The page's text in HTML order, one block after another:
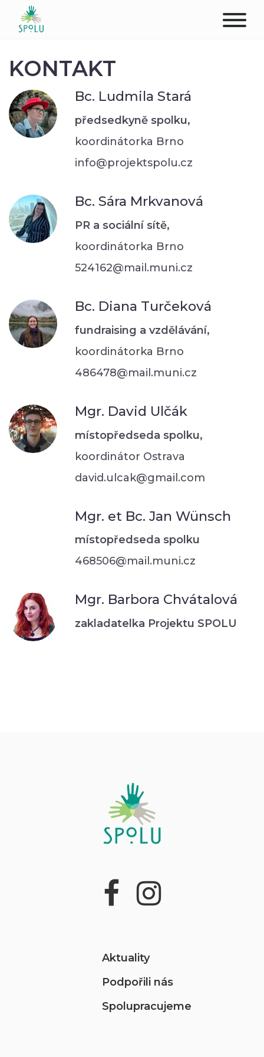
PODPOŘTE NÁS
PŮSOBIŠTĚ
PROFESIONÁLOVÉ
STUDENTI
KONTAKT
Bc. Ludmila Stará
předsedkyně spolku,
koordinátorka Brno
info@projektspolu.cz
Bc. Sára Mrkvanová
PR a sociální sítě,
koordinátorka Brno
524162@mail.muni.cz
Bc. Diana Turčeková
fundraising a vzdělávání,
koordinátorka Brno
486478@mail.muni.cz
Mgr. David Ulčák
místopředseda spolku,
koordinátor Ostrava
david.ulcak@gmail.com
Mgr. et Bc. Jan Wünsch
místopředseda spolku
468506@mail.muni.cz
Mgr. Barbora Chvátalová
zakladatelka Projektu SPOLU
Aktuality
Podpořili nás
Spolupracujeme